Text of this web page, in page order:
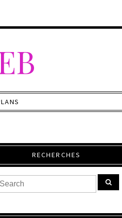
RECHERCHES